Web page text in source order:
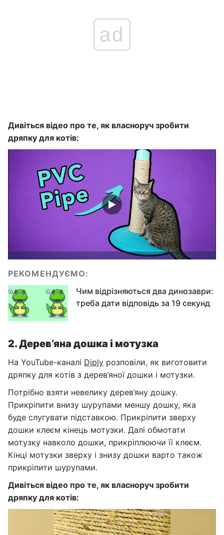
ad
Дивіться відео про те, як власноруч зробити
дряпку для котів:
РЕКОМЕНДУЄМО:
Чим відрізняються два динозаври:
треба дати відповідь за 19 секунд
2. Дерев’яна дошка і мотузка
На YouTube-каналі Diply розповіли, як виготовити
дряпку для котів з дерев’яної дошки і мотузки.
Потрібно взяти невелику дерев’яну дошку.
Прикріпити внизу шурупами меншу дошку, яка
буде слугувати підставкою. Прикріпити зверху
дошки клеєм кінець мотузки. Далі обмотати
мотузку навколо дошки, прикріплюючи її клеєм.
Кінці мотузки зверху і знизу дошки варто також
прикріпити шурупами.
Дивіться відео про те, як власноруч зробити
дряпку для котів: